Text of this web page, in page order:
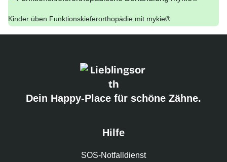
Kinder üben Funktionskieferorthopädie mit mykie®
Dein Happy-Place für schöne Zähne.
Hilfe
SOS-Notfalldienst